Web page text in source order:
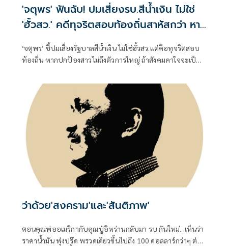
'จตุพร' ฟันฉับ! ปมเสี่ยงรบ.สีน้ำเงิน ไม่ใช่
'ฮั้วสว.' คดีทุจริตสอบท้องถิ่นสาหัสกว่า หาก
สังคมคาใจ
‘จตุพร’ ชี้ปมเสี่ยงรัฐบาลสีน้ำเงิน ไม่ใช่ฮั้วสว.แต่คือทุจริตสอบ
ท้องถิ่น หากปกป้องสาวไม่ถึงตัวการใหญ่ ถ้าสังคมคาใจจะเป็น
ว่าด้วย'สงคราม'และ'สันติภาพ'
ตอนคุณพ่ออเมริกากับคุณปู่อิหร่านกลับมา รบ กันใหม่...เห็นว่า
ราคาน้ำมัน พุ่งปรู๊ด พรวดเดียวขึ้นไปถึง 100 ดอลลาร์กว่าๆ ต่อ